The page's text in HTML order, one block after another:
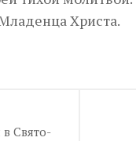
Христа.
Свято-